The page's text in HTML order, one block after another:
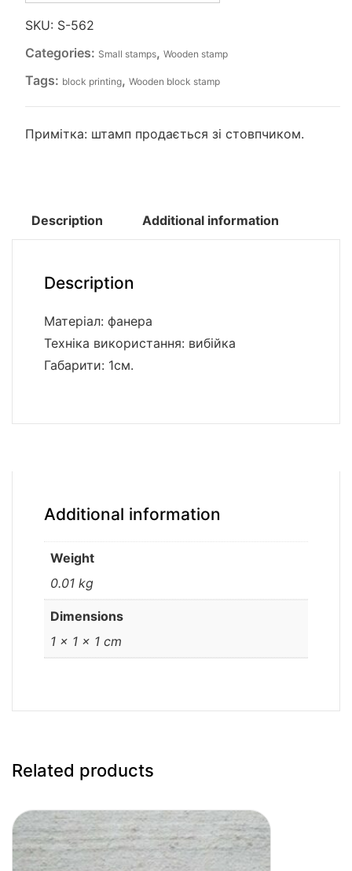
SKU: S-562
Categories: Small stamps, Wooden stamp
Tags: block printing, Wooden block stamp
Примітка: штамп продається зі стовпчиком.
Description Additional information
Description
Матеріал: фанера
Техніка використання: вибійка
Габарити: 1см.
Additional information
Weight
0.01 kg
Dimensions
1 × 1 × 1 cm
Related products